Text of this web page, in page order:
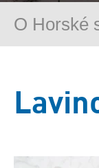
O Horské